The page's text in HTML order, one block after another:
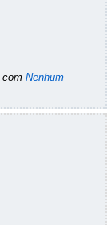
com Nenhum